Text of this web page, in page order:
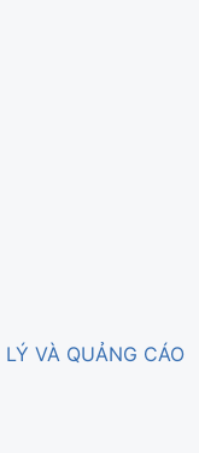
VÀ QUẢNG CÁO